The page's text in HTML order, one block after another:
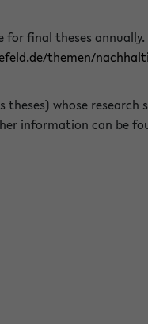
for final theses
themen/
whose
information can be